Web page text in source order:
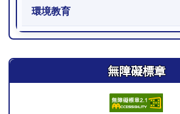
環境教育
右邊區域內容 無障礙標章